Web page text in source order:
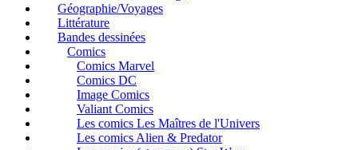
Géographie/Voyages
Littérature
Bandes dessinées
Comics
Comics Marvel
Comics DC
Image Comics
Valiant Comics
Les comics Les Maîtres de l'Univers
Les comics Alien & Predator